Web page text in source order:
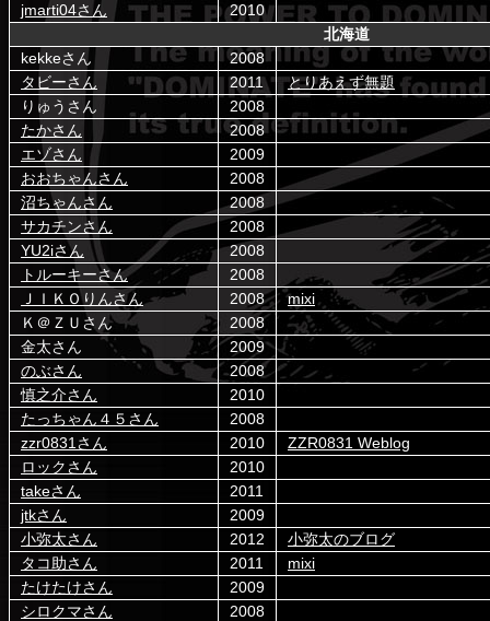
jmarti04さん
2010
北海道
kekkeさん
2008
タビーさん
2011
とりあえず無題
りゅうさん
2008
たかさん
2008
エゾさん
2009
おおちゃんさん
2008
沼ちゃんさん
2008
サカチンさん
2008
YU2iさん
2008
トルーキーさん
2008
ＪＩＫＯりんさん
2008
mixi
Ｋ＠ＺＵさん
2008
金太さん
2009
のぶさん
2008
慎之介さん
2010
たっちゃん４５さん
2008
zzr0831さん
2010
ZZR0831 Weblog
ロックさん
2010
takeさん
2011
jtkさん
2009
小弥太さん
2012
小弥太のブログ
タコ助さん
2011
mixi
たけたけさん
2009
シロクマさん
2008